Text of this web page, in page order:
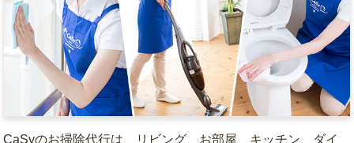
CaSyのお掃除代行は、リビング、お部屋、キッチン、ダイ